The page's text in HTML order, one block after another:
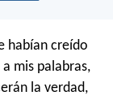
habían creído
mis palabras,
la verdad,